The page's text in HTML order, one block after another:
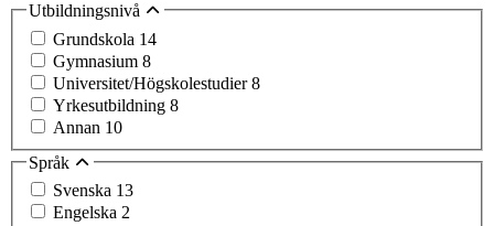
Utbildningsnivå
Grundskola 14
Gymnasium 8
Universitet/Högskolestudier8
Yrkesutbildning 8
Annan 10
Språk
Svenska 13
Engelska 2